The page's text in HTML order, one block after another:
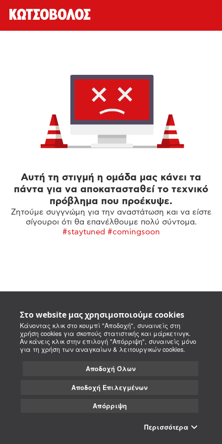
Στο website μας χρησιμοποιούμε cookies
Κάνοντας κλικ στο κουμπί "Αποδοχή", συναινείς στη
χρήση cookies για σκοπούς στατιστικής και μάρκετινγκ.
Αν κάνεις κλικ στην επιλογή "Απόρριψη", συναινείς μόνο
για τη χρήση των αναγκαίων & λειτουργικών cookies.
Αποδοχή Όλων
Αποδοχή Επιλεγμένων
Απόρριψη
Περισσότερα
Αυτή τη στιγμή η ομάδα μας κάνει τα
πάντα για να αποκατασταθεί το τεχνικό
πρόβλημα που προέκυψε.
Ζητούμε συγγνώμη για την αναστάτωση και να είστε
σίγουροι ότι θα επανέλθουμε πολύ σύντομα.
#staytuned #comingsoon